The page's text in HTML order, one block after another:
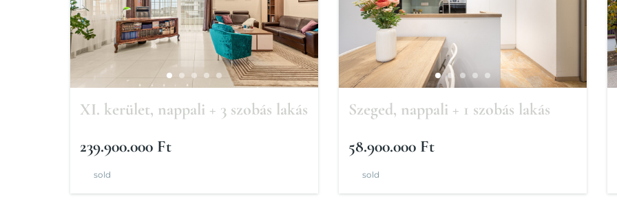
XI. kerület, nappali + 3 szobás lakás
239.900.000 Ft
sold
Szeged, nappali + 1 szobás lakás
58.900.000 Ft
sold